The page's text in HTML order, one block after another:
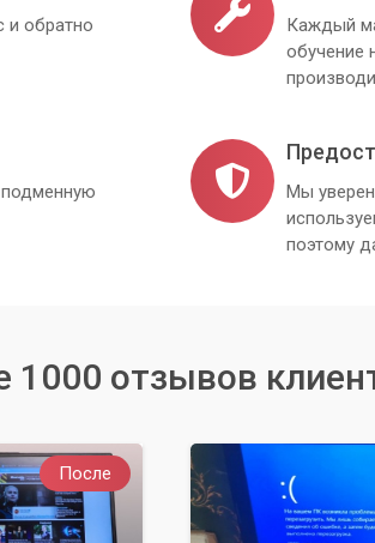
и обратно
Каждый
обучение
Мы
поэтому
1000 отзывов
После